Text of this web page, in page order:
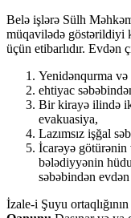
Belə işlərə Sülh
müqavilədə göstərildiyi
üçün etibarlıdır. Evdən
Yenidənqurma
ehtiyac
Bir kirayə ilində iki
evakuasiya,
Lazımsız işğal
İcarəyə götürənin
bələdiyyənin
səbəbindən
İzale-i Şuyu